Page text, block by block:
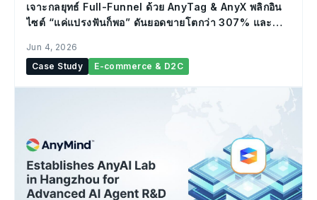
เจาะกลยุทธ์ Full-Funnel ด้วย AnyTag & AnyX พลิกอิน
ไซต์ “แค่แปรงฟันก็พอ” ดันยอดขายโตกว่า 307% และ
Jun 4, 2026
Case Study
E-commerce & D2C